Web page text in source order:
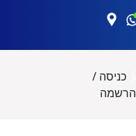
כניסה /
הרשמה